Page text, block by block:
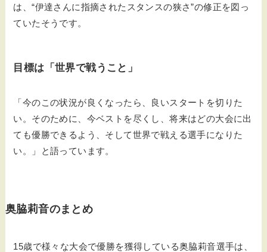
は、“伊達さんに指摘されたスタンスの狭さ”の修正を図っ
ていたそうです。
目標は「世界で戦うこと」
「今のこの状況が良くなったら、良いスタートを切りた
い。そのために、今ベストを尽くし、将来はどの大会に出
ても優勝できるよう、そして世界で戦える選手になりた
い。」と語っています。
奥脇莉音のまとめ
15歳で様々な大会で優勝を獲得している奥脇莉音選手は、